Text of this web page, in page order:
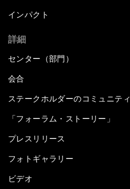
インパクト
詳細
センター（部門）
会合
ステークホルダーのコミュニティ
「フォーラム・ストーリー」
プレスリリース
フォトギャラリー
ビデオ